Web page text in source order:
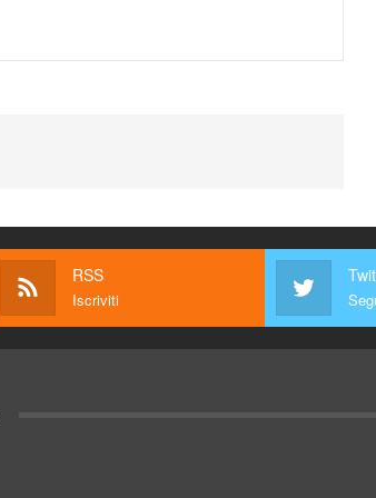
RSS
Iscriviti